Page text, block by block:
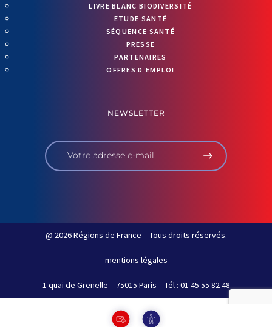
LIVRE BLANC BIODIVERSITÉ
ETUDE SANTÉ
SÉQUENCE SANTÉ
PRESSE
PARTENAIRES
OFFRES D’EMPLOI
NEWSLETTER
@ 2026 Régions de France – Tous droits réservés.
mentions légales
1 quai de Grenelle – 75015 Paris – Tél : 01 45 55 82 48